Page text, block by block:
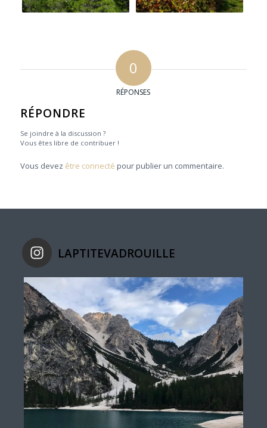
0
RÉPONSES
RÉPONDRE
Se joindre à la discussion ?
Vous êtes libre de contribuer !
Vous devez être connecté pour publier un commentaire.
LAPTITEVADROUILLE